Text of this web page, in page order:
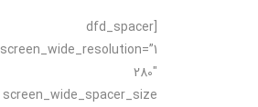
[dfd_spacer
screen_wide_resolution=”1
280″
screen_wide_spacer_size